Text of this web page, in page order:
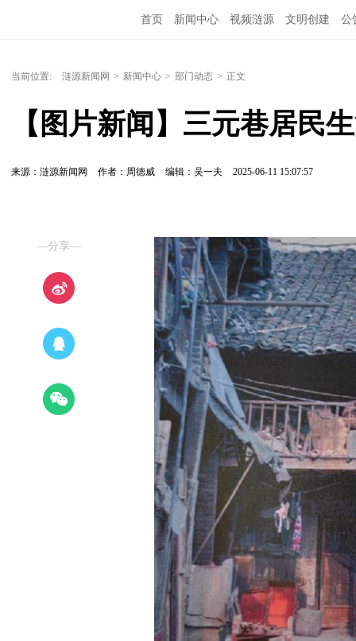
首页 新闻中心 视频涟源 文明创建 公
当前位置: 涟源新闻网 > 新闻中心 > 部门动态 > 正文
【图片新闻】三元巷居民
来源：涟源新闻网 作者：周德威 编辑：吴一夫 2025-06-11 15:07:57
—分享—